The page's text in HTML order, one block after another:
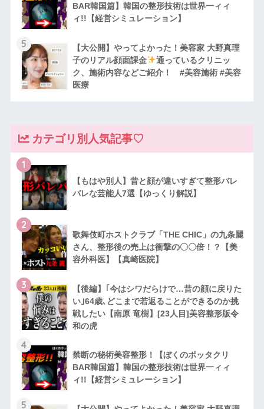
BAR韓国篇】韓国の整形技術は世界一ィィ
ィ!!【経営シミュレーション】
5
【大公開】やってよかった！美容家 大野真理
子のリアル顔面課金
通っているクリニッ
ク、施術内容などご紹介！ #美容施術 #美容
医療
カテゴリ別人気記事♡
1
【もはや別人】昔と顔が違いすぎて整形バレ
バレな芸能人7選【ゆっくり解説】
2
歌舞伎町ホストクラブ「THE CHIC」の九条麗
さん、整形後の売上は衝撃の〇〇倍！？【美
容外科医】【真崎医院】
3
【後編】｢今はシワだらけで…昔の顔に戻りた
い｣64歳､どこまで若返ることができるのか挑
戦したい【南原 竜樹】[23人目]美容整形版令
和の虎
4
禁断の秘術美容整形！【ぼくのボッタクリ
BAR韓国篇】韓国の整形技術は世界一ィィ
ィ!!【経営シミュレーション】
5